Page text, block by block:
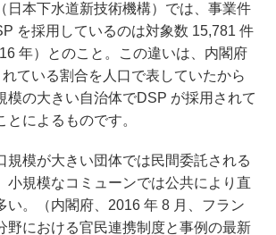
日本下水道新技術機構）では、事業件
を採用しているのは対象数 15,781 件
年）とのこと。この違いは、内閣府
ている割合を人口で表していたから
模の大きい自治体でDSP が採用されて
とによるものです。
規模が大きい団体では民間委託される
小規模なコミューンでは公共により直
い。（内閣府、2016 年 8 月、フラン
野における官民連携制度と事例の最新